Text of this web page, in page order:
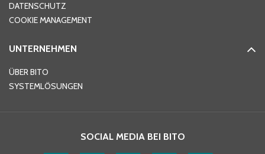
Telefon
DATENSCHUTZ
COOKIE MANAGEMENT
UNTERNEHMEN
ÜBER BITO
SYSTEMLÖSUNGEN
SOCIAL MEDIA BEI BITO